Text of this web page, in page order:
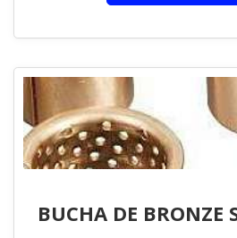
BUCHA DE BRONZE